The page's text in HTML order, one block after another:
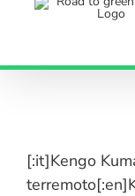
[:it]Kengo